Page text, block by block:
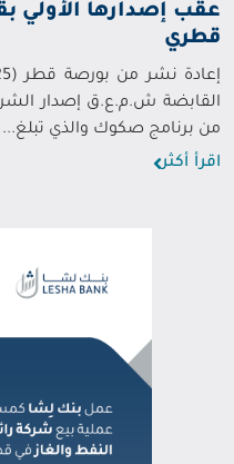
قطري
من برنامج صكوك والذي تبلغ...
اقرأ أكثر